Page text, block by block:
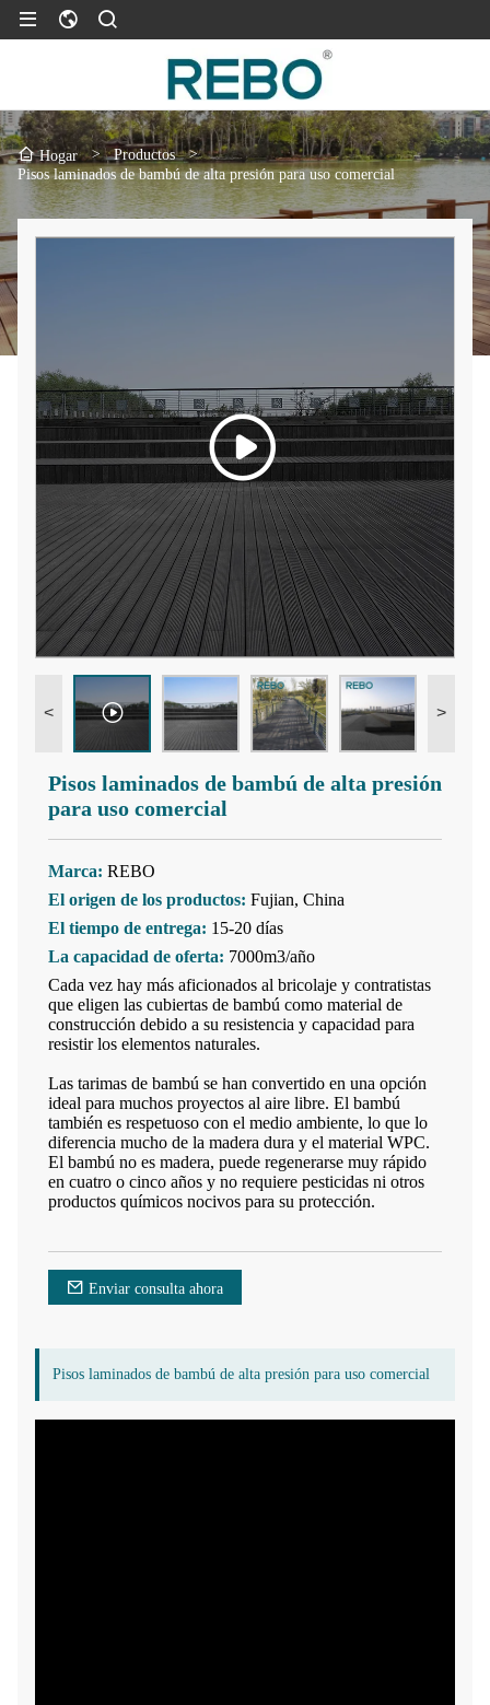
Hogar > Productos
>
Pisos laminados de bambú de alta presión para uso comercial
< >
Pisos laminados de bambú de alta presión
para uso comercial
Marca: REBO
El origen de los productos: Fujian, China
El tiempo de entrega: 15-20 días
La capacidad de oferta: 7000m3/año
Cada vez hay más aficionados al bricolaje y contratistas
que eligen las cubiertas de bambú como material de
construcción debido a su resistencia y capacidad para
resistir los elementos naturales.
Las tarimas de bambú se han convertido en una opción
ideal para muchos proyectos al aire libre. El bambú
también es respetuoso con el medio ambiente, lo que lo
diferencia mucho de la madera dura y el material WPC.
El bambú no es madera, puede regenerarse muy rápido
en cuatro o cinco años y no requiere pesticidas ni otros
productos químicos nocivos para su protección.
Enviar consulta ahora
Pisos laminados de bambú de alta presión para uso comercial